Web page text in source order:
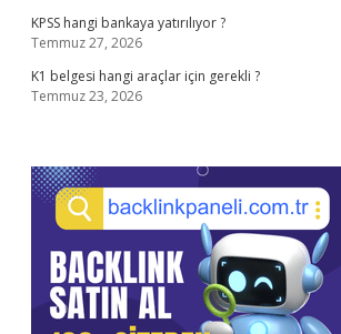
KPSS hangi bankaya yatırılıyor ?
Temmuz 27, 2026
K1 belgesi hangi araçlar için gerekli ?
Temmuz 23, 2026